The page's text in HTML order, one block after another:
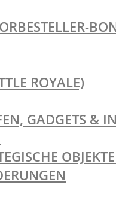
ROYALE)
GADGETS &